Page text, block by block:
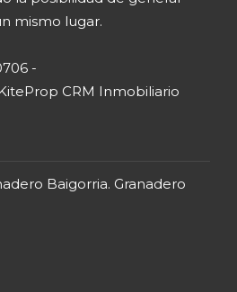
mismo lugar.
-
CRM Inmobiliario
Baigorria. Granadero